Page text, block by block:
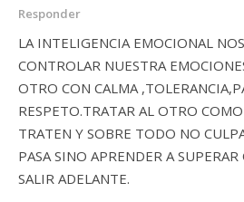
Responder
LA INTELIGENCIA EMOCIONAL
CONTROLAR NUESTRA
OTRO CON CALMA
RESPETO.TRATAR AL OTRO
TRATEN Y SOBRE TODO NO
PASA SINO APRENDER A
SALIR ADELANTE.